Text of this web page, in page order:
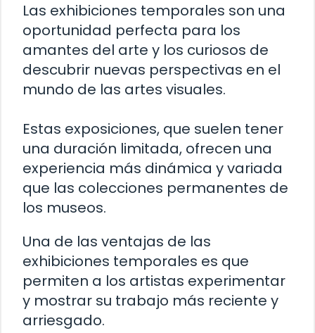
Las exhibiciones temporales son una
oportunidad perfecta para los
amantes del arte y los curiosos de
descubrir nuevas perspectivas en el
mundo de las artes visuales.
Estas exposiciones, que suelen tener
una duración limitada, ofrecen una
experiencia más dinámica y variada
que las colecciones permanentes de
los museos.
Una de las ventajas de las
exhibiciones temporales es que
permiten a los artistas experimentar
y mostrar su trabajo más reciente y
arriesgado.